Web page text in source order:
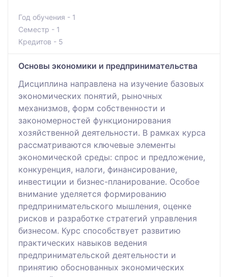
Год обучения - 1
Семестр - 1
Кредитов - 5
Основы экономики и предпринимательства
Дисциплина направлена на изучение базовых
экономических понятий, рыночных
механизмов, форм собственности и
закономерностей функционирования
хозяйственной деятельности. В рамках курса
рассматриваются ключевые элементы
экономической среды: спрос и предложение,
конкуренция, налоги, финансирование,
инвестиции и бизнес-планирование. Особое
внимание уделяется формированию
предпринимательского мышления, оценке
рисков и разработке стратегий управления
бизнесом. Курс способствует развитию
практических навыков ведения
предпринимательской деятельности и
принятию обоснованных экономических